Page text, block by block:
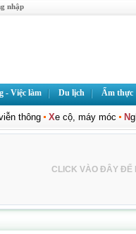
nhập
- Việc làm Du lịch Ẩm thực
thông Xe cộ, máy móc N
CLICK VÀO ĐÂY ĐỂ